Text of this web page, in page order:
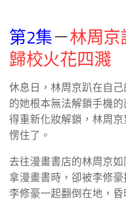
第2集－林周京
歸校火花四濺
休息日，林周京趴在自
的她根本無法解鎖手機
得重新化妝解鎖，林周
愣住了。
去往漫畫書店的林周京
拿漫畫書時，卻被李修
李修豪一起翻倒在地，